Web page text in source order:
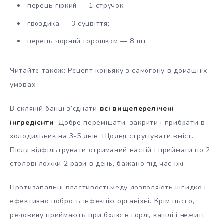
перець гіркий — 1 стручок;
гвоздика — 3 суцвіття;
перець чорний горошком — 8 шт.
Читайте також: Рецепт коньяку з самогону в домашніх
умовах
В скляній банці з’єднати всі вищеперелічені
інгредієнти. Добре перемішати, закрити і прибрати в
холодильник на 3-5 днів. Щодня струшувати вміст.
Після відфільтрувати отриманий настій і приймати по 2
столові ложки 2 рази в день, бажано під час їжі.
Протизапальні властивості меду дозволяють швидко і
ефективно поброть інфекцію організмі. Крім цього,
речовину приймають при болю в горлі, кашлі і нежиті.